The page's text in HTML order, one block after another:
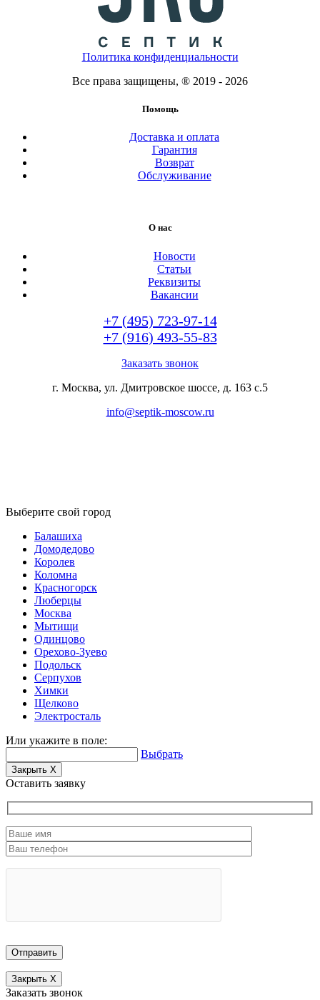
Политика конфиденциальности
Все права защищены, ® 2019 - 2026
Помощь
Доставка и оплата
Гарантия
Возврат
Обслуживание
О нас
Новости
Статьи
Реквизиты
Вакансии
+7 (495) 723-97-14
+7 (916) 493-55-83
Заказать звонок
г. Москва, ул. Дмитровское шоссе, д. 163 с.5
info@septik-moscow.ru
Выберите свой город
Балашиха
Домодедово
Королев
Коломна
Красногорск
Люберцы
Москва
Мытищи
Одинцово
Орехово-Зуево
Подольск
Серпухов
Химки
Щелково
Электросталь
Или укажите в поле:
Выбрать
Закрыть X
Оставить заявку
Закрыть X
Заказать звонок